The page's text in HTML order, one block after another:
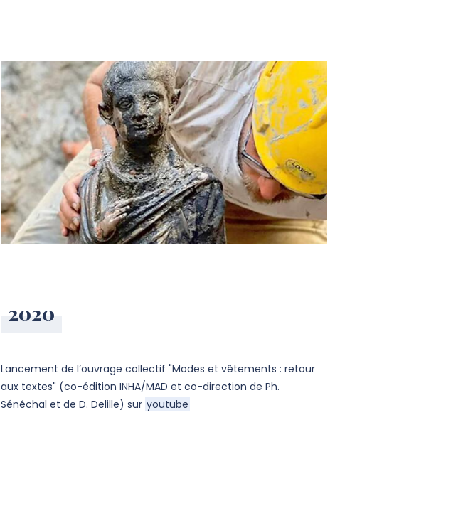
2020
Lancement de l’ouvrage collectif "Modes et vêtements : retour
aux textes" (co-édition INHA/MAD et co-direction de Ph.
Sénéchal et de D. Delille) sur youtube